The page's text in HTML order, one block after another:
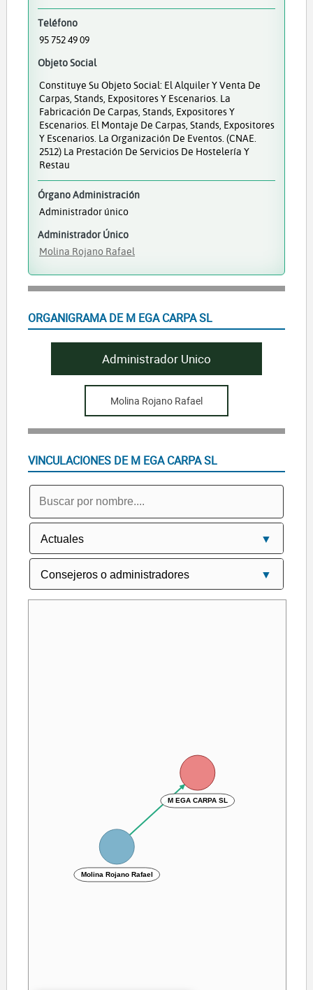
Teléfono
95 752 49 09
Objeto Social
Constituye Su Objeto Social: El Alquiler Y Venta De
Carpas, Stands, Expositores Y Escenarios. La
Fabricación De Carpas, Stands, Expositores Y
Escenarios. El Montaje De Carpas, Stands, Expositores
Y Escenarios. La Organización De Eventos. (CNAE.
2512) La Prestación De Servicios De Hostelería Y
Restau
Órgano Administración
Administrador único
Administrador Único
Molina Rojano Rafael
ORGANIGRAMA DE M EGA CARPA SL
Administrador Unico
Molina Rojano Rafael
VINCULACIONES DE M EGA CARPA SL
M EGA CARPA SL
Molina Rojano Rafael